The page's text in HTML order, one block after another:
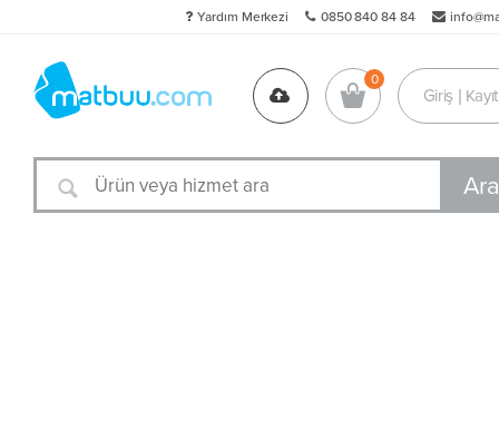
0850 840 84 84
Yardım Merkezi
Giriş | Kayıt